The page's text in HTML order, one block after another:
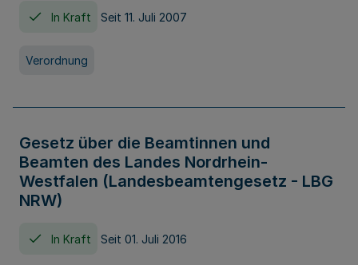
In Kraft Seit 11. Juli 2007
Verordnung
Gesetz über die Beamtinnen und
Beamten des Landes Nordrhein-
Westfalen (Landesbeamtengesetz - LBG
NRW)
In Kraft Seit 01. Juli 2016